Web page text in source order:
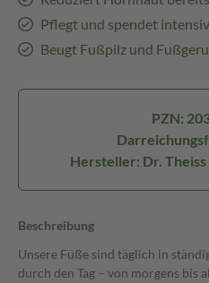
Pflegt und spendet
Beugt Fußpilz und
PZN:
Hersteller: Dr.
Beschreibung
Unsere Füße sind täglich in
durch den Tag – von morgens bis